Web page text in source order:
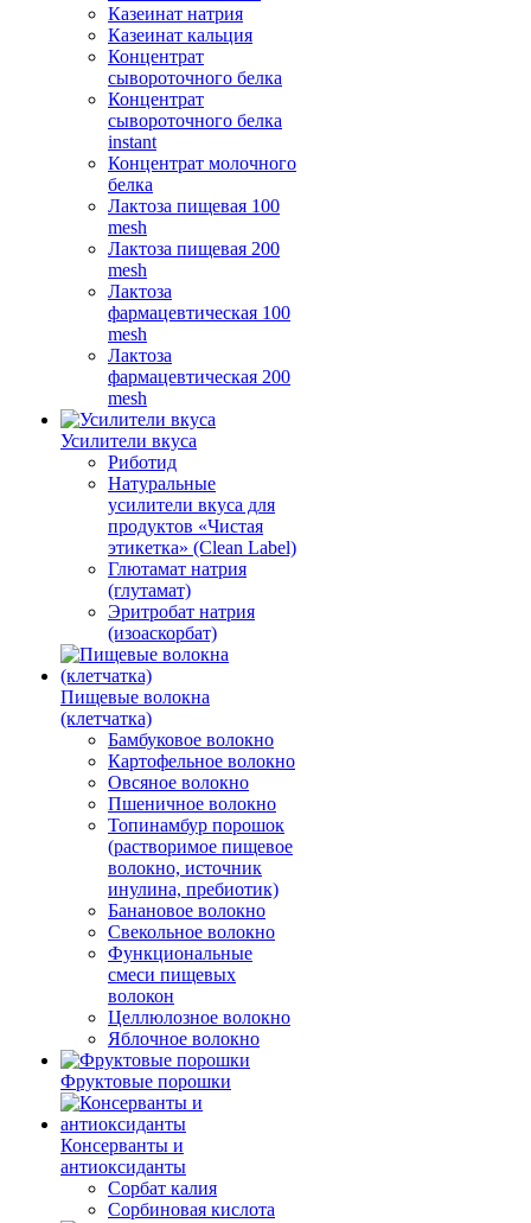
Казеинат натрия
Казеинат кальция
Концентрат
сывороточного белка
Концентрат
сывороточного белка
instant
Концентрат молочного
белка
Лактоза пищевая 100
mesh
Лактоза пищевая 200
mesh
Лактоза
фармацевтическая 100
mesh
Лактоза
фармацевтическая 200
mesh
Усилители вкуса
Риботид
Натуральные
усилители вкуса для
продуктов «Чистая
этикетка» (Clean Label)
Глютамат натрия
(глутамат)
Эритробат натрия
(изоаскорбат)
Пищевые волокна
(клетчатка)
Бамбуковое волокно
Картофельное волокно
Овсяное волокно
Пшеничное волокно
Топинамбур порошок
(растворимое пищевое
волокно, источник
инулина, пребиотик)
Банановое волокно
Свекольное волокно
Функциональные
смеси пищевых
волокон
Целлюлозное волокно
Яблочное волокно
Фруктовые порошки
Консерванты и
антиоксиданты
Сорбат калия
Сорбиновая кислота